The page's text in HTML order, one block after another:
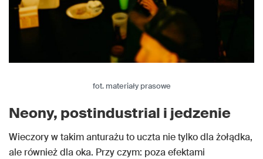
fot. materiały prasowe
Neony, postindustrial i jedzenie
Wieczory w takim anturażu to uczta nie tylko dla żołądka,
ale również dla oka. Przy czym: poza efektami